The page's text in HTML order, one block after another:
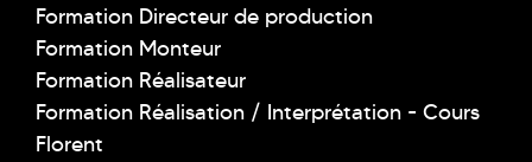
Formation Directeur de production
Formation Monteur
Formation Réalisateur
Formation Réalisation / Interprétation - Cours
Florent